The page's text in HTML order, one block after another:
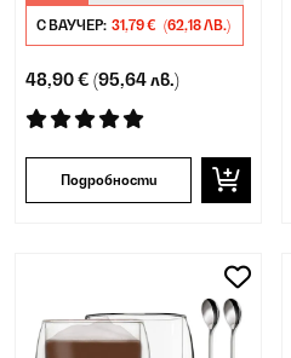
С ВАУЧЕР: 31,79 € (62,18 ЛВ.)
48,90 € (95,64 лв.)
Подробности